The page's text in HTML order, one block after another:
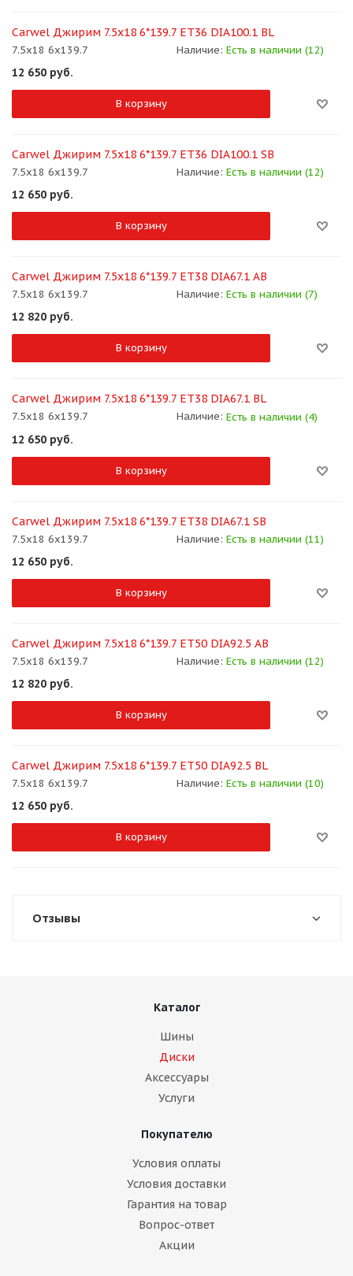
Carwel Джирим 7.5x18 6*139.7 ET36 DIA100.1 BL
7.5x18 6x139.7 Наличие: Есть в наличии (12)
12 650 руб.
В корзину
Carwel Джирим 7.5x18 6*139.7 ET36 DIA100.1 SB
7.5x18 6x139.7 Наличие: Есть в наличии (12)
12 650 руб.
В корзину
Carwel Джирим 7.5x18 6*139.7 ET38 DIA67.1 AB
7.5x18 6x139.7 Наличие: Есть в наличии (7)
12 820 руб.
В корзину
Carwel Джирим 7.5x18 6*139.7 ET38 DIA67.1 BL
7.5x18 6x139.7 Наличие: Есть в наличии (4)
12 650 руб.
В корзину
Carwel Джирим 7.5x18 6*139.7 ET38 DIA67.1 SB
7.5x18 6x139.7 Наличие: Есть в наличии (11)
12 650 руб.
В корзину
Carwel Джирим 7.5x18 6*139.7 ET50 DIA92.5 AB
7.5x18 6x139.7 Наличие: Есть в наличии (12)
12 820 руб.
В корзину
Carwel Джирим 7.5x18 6*139.7 ET50 DIA92.5 BL
7.5x18 6x139.7 Наличие: Есть в наличии (10)
12 650 руб.
В корзину
Отзывы
Каталог
Шины
Диски
Аксессуары
Услуги
Покупателю
Условия оплаты
Условия доставки
Гарантия на товар
Вопрос-ответ
Акции